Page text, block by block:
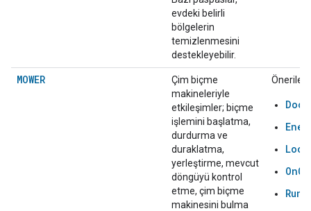
evdeki belirli
bölgelerin
temizlenmesini
destekleyebilir.
MOWER
Çim biçme
makineleriyle
etkileşimler; biçme
işlemini başlatma,
durdurma ve
duraklatma,
yerleştirme, mevcut
döngüyü kontrol
etme, çim biçme
makinesini bulma
Önerilen:
Dock